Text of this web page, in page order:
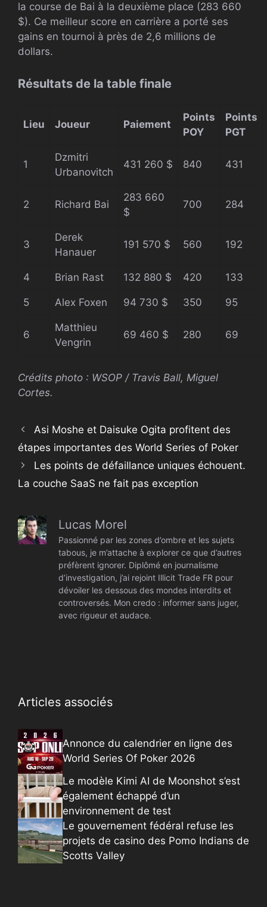
la course de Bai à la deuxième place (283 660
$). Ce meilleur score en carrière a porté ses
gains en tournoi à près de 2,6 millions de
dollars.
Résultats de la table finale
Lieu Joueur Paiement
Points
POY
Points
PGT
1
Dzmitri
Urbanovitch
431 260 $ 840 431
2 Richard Bai
283 660
$
700 284
3
Derek
Hanauer
191 570 $ 560 192
4 Brian Rast 132 880 $ 420 133
5 Alex Foxen 94 730 $ 350 95
6
Matthieu
Vengrin
69 460 $ 280 69
Crédits photo : WSOP / Travis Ball, Miguel
Cortes.
Asi Moshe et Daisuke Ogita profitent des
étapes importantes des World Series of Poker
Les points de défaillance uniques échouent.
La couche SaaS ne fait pas exception
Lucas Morel
Passionné par les zones d’ombre et les sujets
tabous, je m’attache à explorer ce que d’autres
préfèrent ignorer. Diplômé en journalisme
d’investigation, j’ai rejoint Illicit Trade FR pour
dévoiler les dessous des mondes interdits et
controversés. Mon credo : informer sans juger,
avec rigueur et audace.
Articles associés
Annonce du calendrier en ligne des
World Series Of Poker 2026
Le modèle Kimi AI de Moonshot s’est
également échappé d’un
environnement de test
Le gouvernement fédéral refuse les
projets de casino des Pomo Indians de
Scotts Valley